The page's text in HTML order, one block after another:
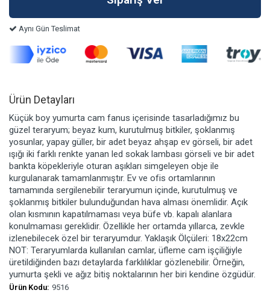
Aynı Gün Teslimat
Ürün Detayları
Küçük boy yumurta cam fanus içerisinde tasarladığımız bu
güzel teraryum; beyaz kum, kurutulmuş bitkiler, şoklanmış
yosunlar, yapay güller, bir adet beyaz ahşap ev görseli, bir adet
ışığı iki farklı renkte yanan led sokak lambası görseli ve bir adet
bankta köpekleriyle oturan aşıkları simgeleyen obje ile
kurgulanarak tamamlanmıştır. Ev ve ofis ortamlarının
tamamında sergilenebilir teraryumun içinde, kurutulmuş ve
şoklanmış bitkiler bulunduğundan hava alması önemlidir. Açık
olan kısmının kapatılmaması veya büfe vb. kapalı alanlara
konulmaması gereklidir. Özellikle her ortamda yıllarca, zevkle
izlenebilecek özel bir teraryumdur. Yaklaşık Ölçüleri: 18x22cm
NOT: Teraryumlarda kullanılan camlar, üfleme cam işçiliğiyle
üretildiğinden bazı detaylarda farklılıklar gözlenebilir. Örneğin,
yumurta şekli ve ağız bitiş noktalarının her biri kendine özgüdür.
Ürün Kodu: 9516